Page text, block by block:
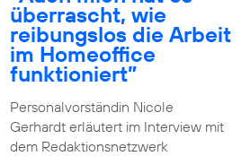
überrascht, wie
reibungslos die Arbeit
im Homeoffice
funktioniert”
Personalvorständin Nicole
Gerhardt erläutert im Interview mit
dem Redaktionsnetzwerk